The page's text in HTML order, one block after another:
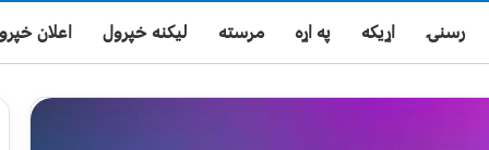
رسنۍ اړیکه په اړه مرسته لیکنه خپرول اعلان